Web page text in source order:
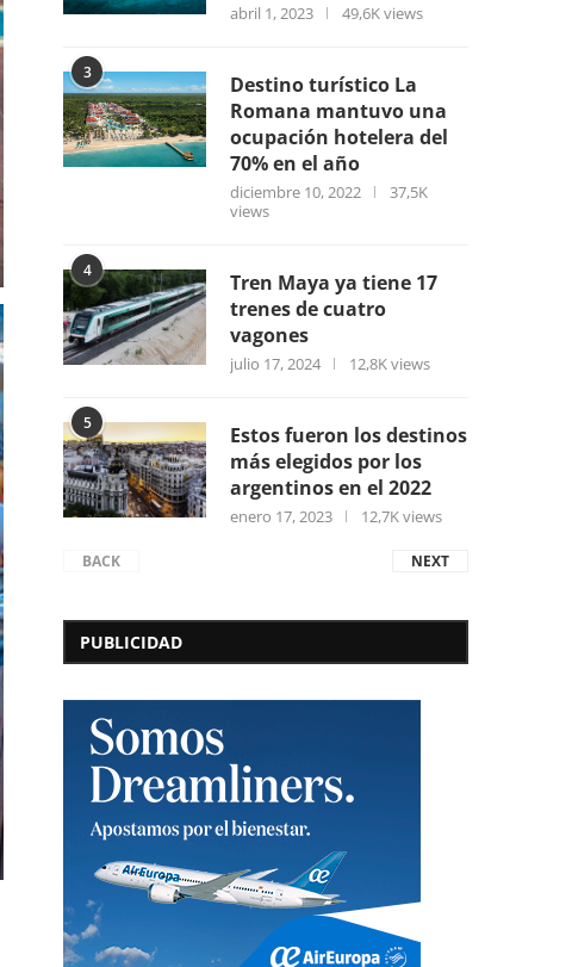
abril 1, 2023 49,6K views
3
Destino turístico La
Romana mantuvo una
ocupación hotelera del
70% en el año
diciembre 10, 2022
37,5K
views
4
Tren Maya ya tiene 17
trenes de cuatro
vagones
julio 17, 2024 12,8K views
5
Estos fueron los destinos
más elegidos por los
argentinos en el 2022
enero 17, 2023 12,7K views
BACK NEXT
PUBLICIDAD